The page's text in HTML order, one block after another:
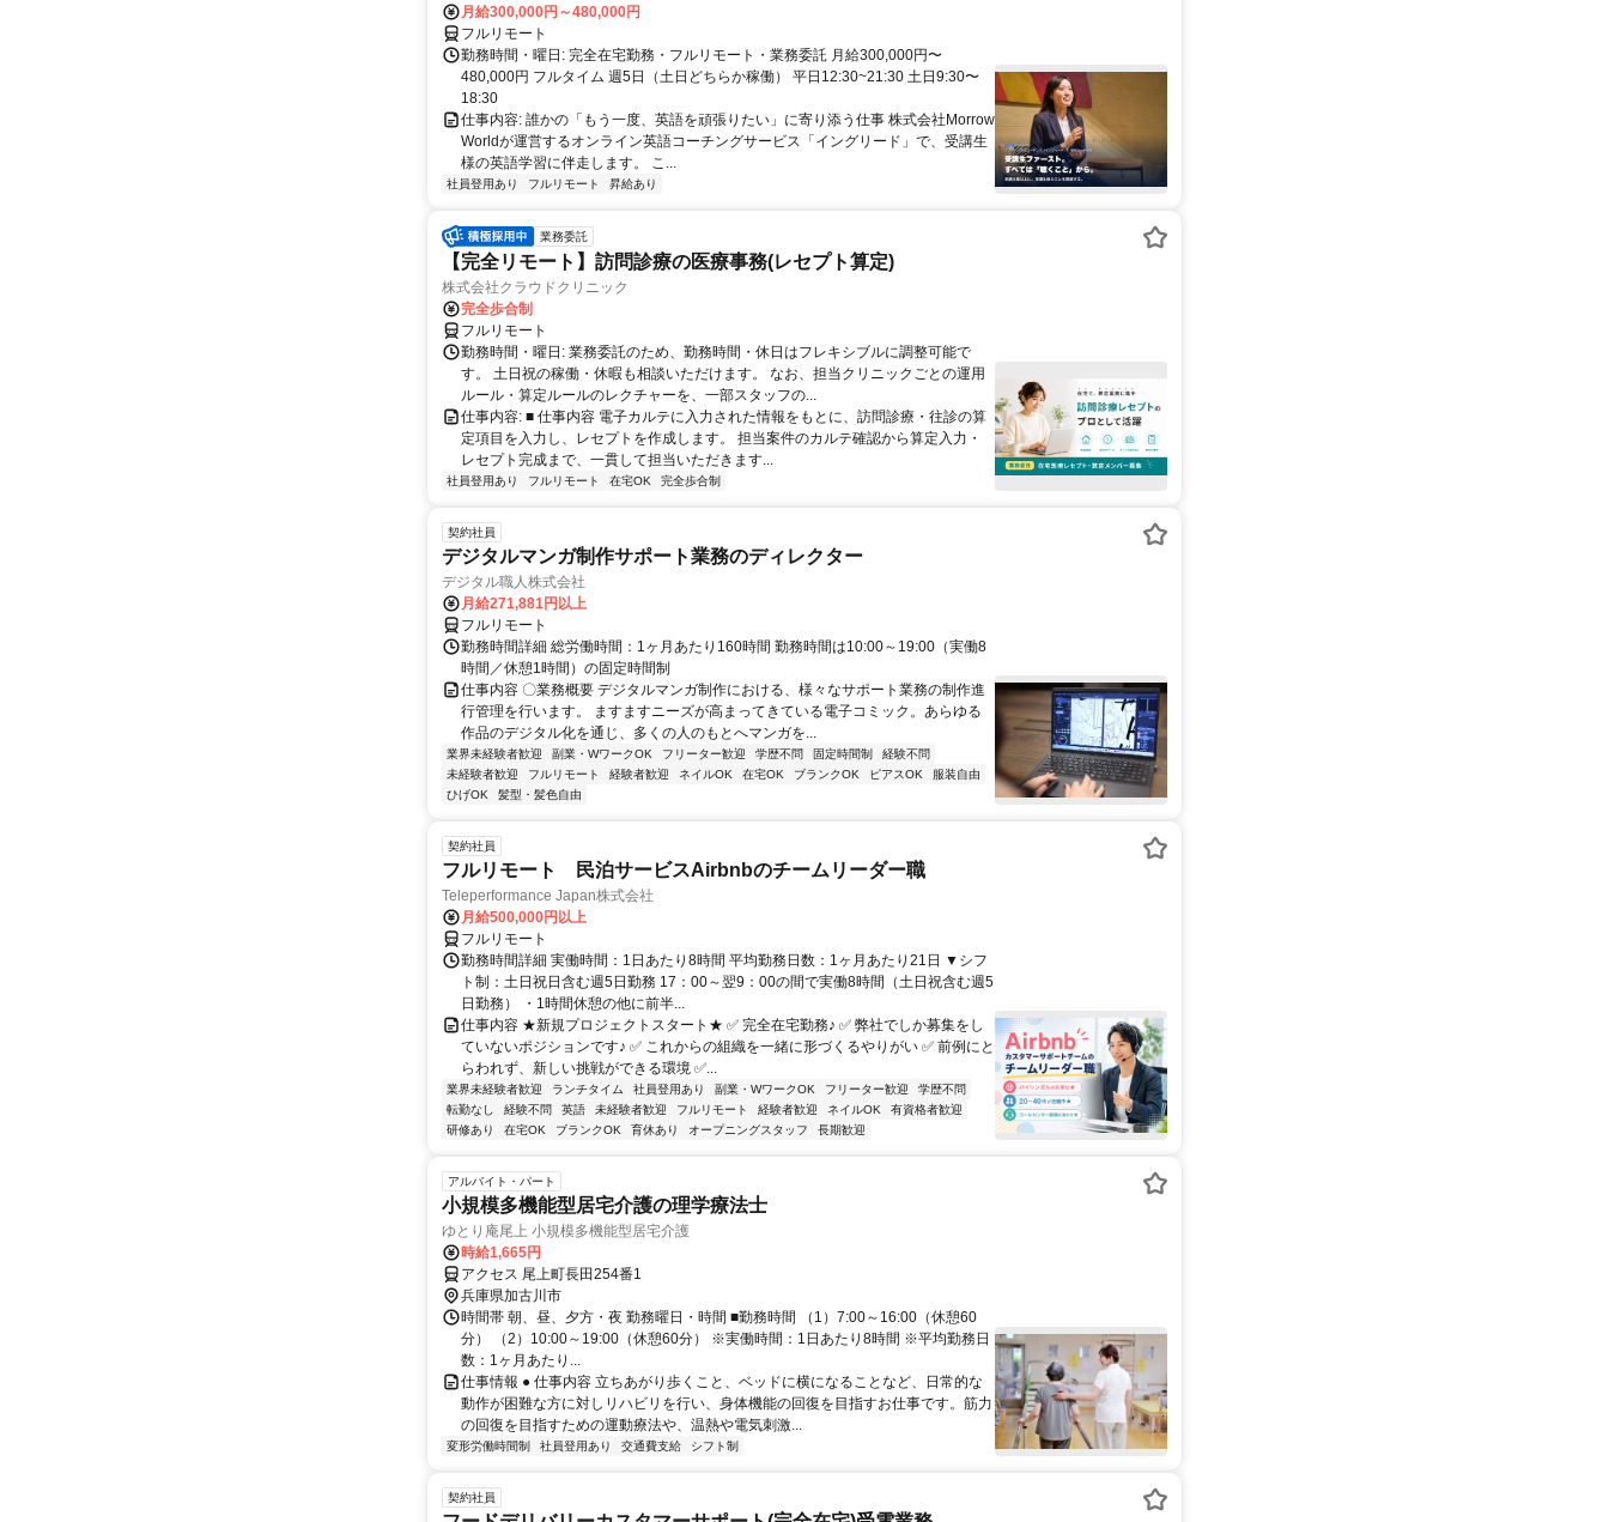
月給300,000円～480,000円
フルリモート
勤務時間・曜日: 完全在宅勤務・フルリモート・業務委託 月給300,000円〜
480,000円 フルタイム 週5日（土日どちらか稼働） 平日12:30~21:30 土日9:30〜
18:30
仕事内容: 誰かの「もう一度、英語を頑張りたい」に寄り添う仕事 株式会社Morrow
Worldが運営するオンライン英語コーチングサービス「イングリード」で、受講生
様の英語学習に伴走します。 こ...
社員登用あり フルリモート 昇給あり
業務委託
【完全リモート】訪問診療の医療事務(レセプト算定)
株式会社クラウドクリニック
完全歩合制
フルリモート
勤務時間・曜日: 業務委託のため、勤務時間・休日はフレキシブルに調整可能で
す。 土日祝の稼働・休暇も相談いただけます。 なお、担当クリニックごとの運用
ルール・算定ルールのレクチャーを、一部スタッフの...
仕事内容: ■ 仕事内容 電子カルテに入力された情報をもとに、訪問診療・往診の算
定項目を入力し、レセプトを作成します。 担当案件のカルテ確認から算定入力・
レセプト完成まで、一貫して担当いただきます...
社員登用あり フルリモート 在宅OK 完全歩合制
契約社員
デジタルマンガ制作サポート業務のディレクター
デジタル職人株式会社
月給271,881円以上
フルリモート
勤務時間詳細 総労働時間：1ヶ月あたり160時間 勤務時間は10:00～19:00（実働8
時間／休憩1時間）の固定時間制
仕事内容 〇業務概要 デジタルマンガ制作における、様々なサポート業務の制作進
行管理を行います。 ますますニーズが高まってきている電子コミック。あらゆる
作品のデジタル化を通じ、多くの人のもとへマンガを...
業界未経験者歓迎 副業・WワークOK フリーター歓迎 学歴不問 固定時間制
経験不問
未経験者歓迎
フルリモート 経験者歓迎 ネイルOK 在宅OK ブランクOK ピアスOK
服装自由
ひげOK
髪型・髪色自由
契約社員
フルリモート 民泊サービスAirbnbのチームリーダー職
Teleperformance Japan株式会社
月給500,000円以上
フルリモート
勤務時間詳細 実働時間：1日あたり8時間 平均勤務日数：1ヶ月あたり21日 ▼シフ
ト制：土日祝日含む週5日勤務 17：00～翌9：00の間で実働8時間（土日祝含む週5
日勤務） ・1時間休憩の他に前半...
仕事内容 ★新規プロジェクトスタート★ ✅ 完全在宅勤務♪ ✅ 弊社でしか募集をし
ていないポジションです♪ ✅ これからの組織を一緒に形づくるやりがい ✅ 前例にと
らわれず、新しい挑戦ができる環境 ✅...
業界未経験者歓迎 ランチタイム 社員登用あり 副業・WワークOK フリーター歓迎
学歴不問
転勤なし
経験不問 英語 未経験者歓迎 フルリモート 経験者歓迎 ネイルOK
有資格者歓迎
研修あり
在宅OK ブランクOK 育休あり オープニングスタッフ 長期歓迎
アルバイト・パート
小規模多機能型居宅介護の理学療法士
ゆとり庵尾上 小規模多機能型居宅介護
時給1,665円
アクセス 尾上町長田254番1
兵庫県加古川市
時間帯 朝、昼、夕方・夜 勤務曜日・時間 ■勤務時間 （1）7:00～16:00（休憩60
分） （2）10:00～19:00（休憩60分） ※実働時間：1日あたり8時間 ※平均勤務日
数：1ヶ月あたり...
仕事情報 ● 仕事内容 立ちあがり歩くこと、ベッドに横になることなど、日常的な
動作が困難な方に対しリハビリを行い、身体機能の回復を目指すお仕事です。筋力
の回復を目指すための運動療法や、温熱や電気刺激...
変形労働時間制 社員登用あり 交通費支給 シフト制
契約社員